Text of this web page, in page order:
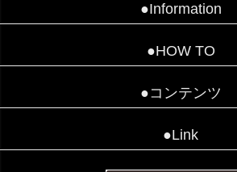
●Information
●HOW TO
●コンテンツ
●Link